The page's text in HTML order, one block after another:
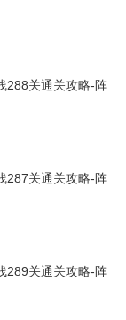
288关通关攻略-阵
287关通关攻略-阵
289关通关攻略-阵